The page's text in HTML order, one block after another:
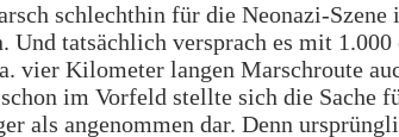
schlechthin für die Neonazi-Szene
Und tatsächlich versprach es mit 1.000
vier Kilometer langen Marschroute
im Vorfeld stellte sich die Sache
als angenommen dar. Denn